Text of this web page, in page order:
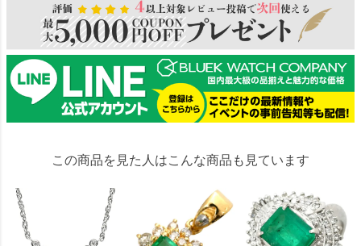
この商品を見た人はこんな商品も見ています